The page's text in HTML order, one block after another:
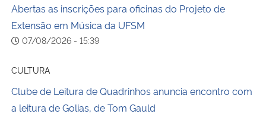
Abertas as inscrições para oficinas do Projeto de
Extensão em Música da UFSM
07/08/2026 - 15:39
CULTURA
Clube de Leitura de Quadrinhos anuncia encontro com
a leitura de Golias, de Tom Gauld